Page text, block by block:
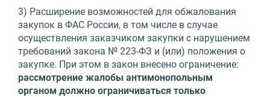
3) Расширение возможностей для обжалования
закупок в ФАС России, в том числе в случае
осуществления заказчиком закупки с нарушением
требований закона № 223-ФЗ и (или) положения о
закупке. При этом в закон внесено ограничение:
рассмотрение жалобы антимонопольным
органом должно ограничиваться только